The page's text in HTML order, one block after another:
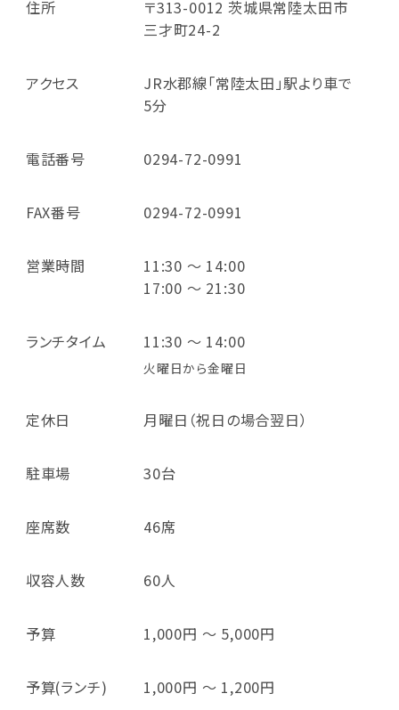
住所
〒313-0012 茨城県常陸太田市
三才町24-2
アクセス
JR水郡線「常陸太田」駅より車で
5分
電話番号 0294-72-0991
FAX番号 0294-72-0991
営業時間
11:30 ～ 14:00
17:00 ～ 21:30
ランチタイム 11:30 ～ 14:00
火曜日から金曜日
定休日 月曜日（祝日の場合翌日）
駐車場 30台
座席数 46席
収容人数 60人
予算 1,000円 ～ 5,000円
予算(ランチ) 1,000円 ～ 1,200円